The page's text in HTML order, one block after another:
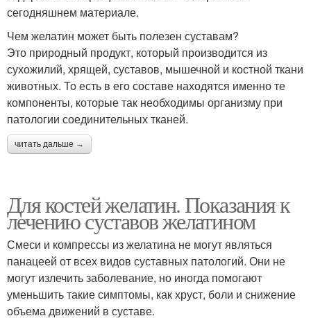
сегодняшнем материале.
Чем желатин может быть полезен суставам?
Это природный продукт, который производится из
сухожилий, хрящей, суставов, мышечной и костной ткани
животных. То есть в его составе находятся именно те
компоненты, которые так необходимы организму при
патологии соединительных тканей.
читать дальше →
Для костей желатин. Показания к
лечению суставов желатином
Смеси и компрессы из желатина не могут являться
панацеей от всех видов суставных патологий. Они не
могут излечить заболевание, но иногда помогают
уменьшить такие симптомы, как хруст, боли и снижение
объема движений в суставе.